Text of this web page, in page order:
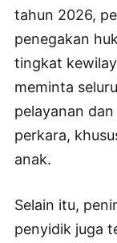
tahun 2026,
penegakan
tingkat
meminta
pelayanan
perkara,
anak.
Selain itu,
penyidik juga